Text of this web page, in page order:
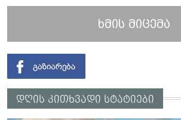
ხმის მიცემა
დღის კითხვადი სტატიები